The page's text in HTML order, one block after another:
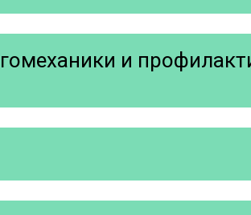
и